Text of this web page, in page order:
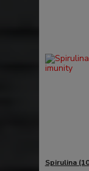
Spirulina